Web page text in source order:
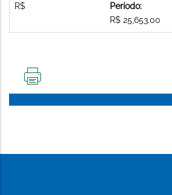
R$
Período:
R$ 25,653.00
PÁGINA